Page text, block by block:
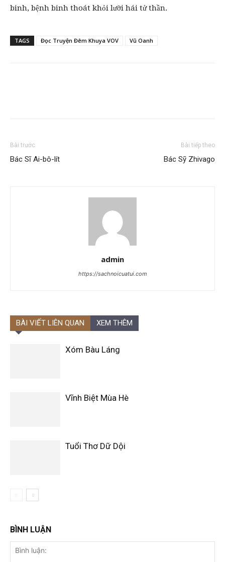
binh, bệnh binh thoát khỏi lưỡi hái tử thần.
TAGS Đọc Truyện Đêm Khuya VOV Vũ Oanh
Bài trước
Bác Sĩ Ai-bô-lít
Bài tiếp theo
Bác Sỹ Zhivago
admin
https://sachnoicuatui.com
BÀI VIẾT LIÊN QUAN XEM THÊM
Xóm Bàu Láng
Vĩnh Biệt Mùa Hè
Tuổi Thơ Dữ Dội
BÌNH LUẬN